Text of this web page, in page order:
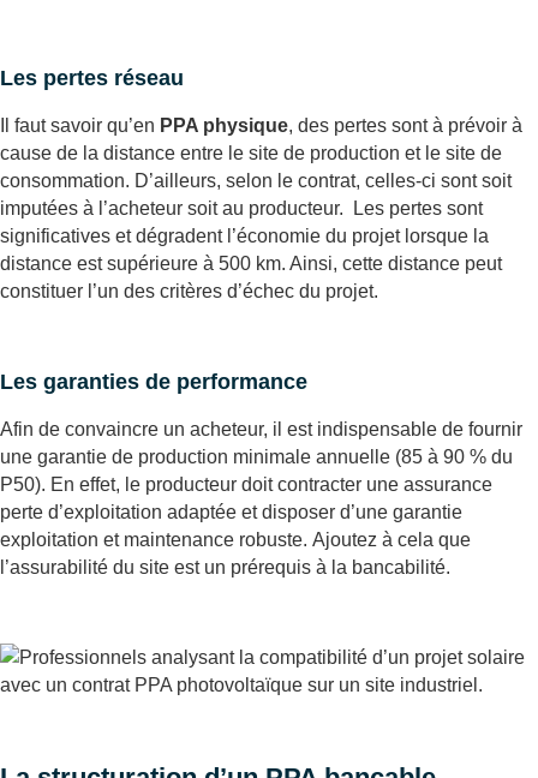
Les pertes réseau
Il faut savoir qu’en PPA physique, des pertes sont à prévoir à
cause de la distance entre le site de production et le site de
consommation. D’ailleurs, selon le contrat, celles-ci sont soit
imputées à l’acheteur soit au producteur. Les pertes sont
significatives et dégradent l’économie du projet lorsque la
distance est supérieure à 500 km. Ainsi, cette distance peut
constituer l’un des critères d’échec du projet.
Les garanties de performance
Afin de convaincre un acheteur, il est indispensable de fournir
une garantie de production minimale annuelle (85 à 90 % du
P50). En effet, le producteur doit contracter une assurance
perte d’exploitation adaptée et disposer d’une garantie
exploitation et maintenance robuste. Ajoutez à cela que
l’assurabilité du site est un prérequis à la bancabilité.